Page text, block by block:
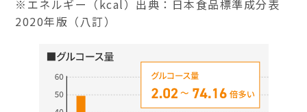
※エネルギー（kcal）出典：日本食品標準成分表
2020年版（八訂）